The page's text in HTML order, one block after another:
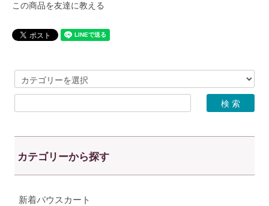
この商品を友達に教える
カテゴリーから探す
新着パウスカート